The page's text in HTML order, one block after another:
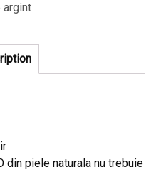
argint
din piele naturala nu trebuie